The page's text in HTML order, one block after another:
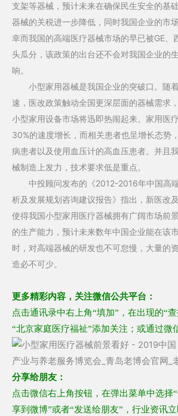
支架等器械，预计未来在确保民生安全的基
器械的关税进一步降低，同时我国企业的市
幸而我国的高端医疗器械市场的早已被GE、
头瓜分，该政策的出台还不会对我国企业的
响。
小型家用器械是我国企业的突破口。随
速，医改政策触动全国更深层面的器械需求
小型家用设备市场将迅即热闹起来。家用医
30%的速度增长，而相关患者也呈增长态势
病患者以及使用血压计的高血压患者。并且
械制造上发力，技术要求低是重点。
中投顾问发布的《2012-2016年中国高
析及发展规划咨询建议报告》指出，新医改
使得我国小型家用医疗器械拥有广阔市场前
的生产能力，预计未来数年中国企业能在该
时，对高端器械的研发也不可怠慢，大量的
造必不可少。
更多精彩内容，关注微信公共平台：
点击通讯录中右上角“填加”，在出现的“
“北京家庭医疗福祉”添加关注；或通过微
分享给朋友：
点击微信右上角按钮，在弹出菜单中选择“
享到微博”或者“发送给朋友” ，行业资讯